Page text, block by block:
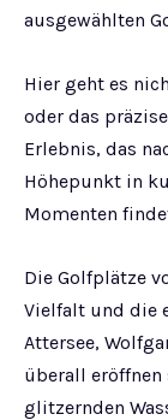
ausgewählten
Hier geht es
oder das
Erlebnis, das
Höhepunkt in
Momenten
Die Golfplätze
Vielfalt und die
Attersee,
überall
glitzernden